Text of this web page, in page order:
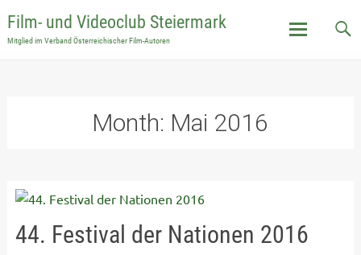
Film- und Videoclub Steiermark
Mitglied im Verband Österreichischer Film-Autoren
Month: Mai 2016
44. Festival der Nationen 2016